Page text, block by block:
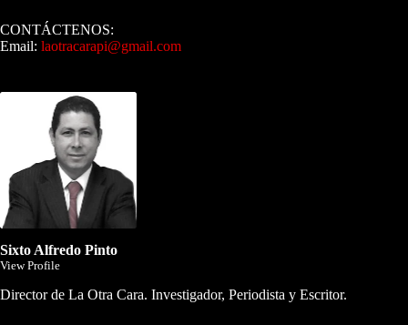
CONTÁCTENOS:
Email: laotracarapi@gmail.com
Sixto Alfredo Pinto
View Profile
Director de La Otra Cara. Investigador, Periodista y Escritor.